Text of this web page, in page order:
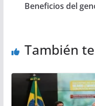
Beneficios del
También